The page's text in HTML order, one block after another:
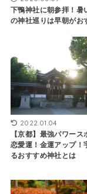
下鴨神社に朝参拝！暑
の神社巡りは早朝がお
2022.01.04
【京都】最強パワース
恋愛運！金運アップ！
るおすすめ神社とは